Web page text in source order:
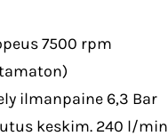
7500 rpm
ilmanpaine 6,3 Bar
keskim. 240 l/min